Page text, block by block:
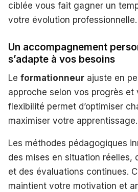
ciblée vous fait gagner un
votre évolution professionnelle.
Un accompagnement
s’adapte à vos besoins
Le formationneur ajuste en
approche selon vos progrès et
flexibilité permet d’optimiser
maximiser votre apprentissage.
Les méthodes pédagogiques
des mises en situation réelles,
et des évaluations continues.
maintient votre motivation et